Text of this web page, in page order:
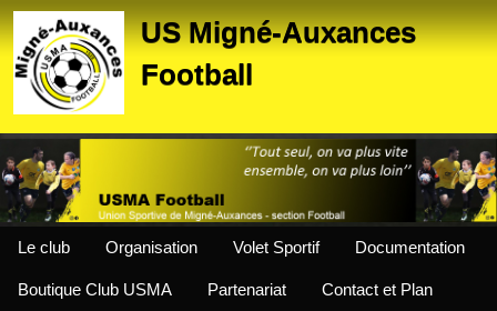
US Migné-Auxances
Football
Le club Organisation Volet Sportif Documentation
Boutique Club USMA Partenariat Contact et Plan
Panneau de gestion des cookies